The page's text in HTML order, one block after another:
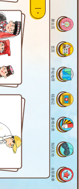
聚合页
首页
手绘地理
嘻游记
多维分类
知识互动
全部菜单